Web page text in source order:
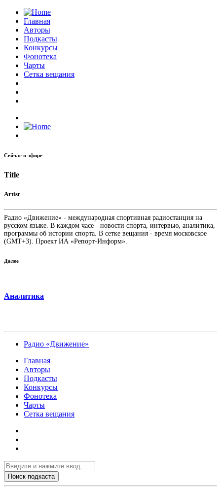
Главная
Авторы
Подкасты
Конкурсы
Фонотека
Чарты
Сетка вещания
Сейчас в эфире
Title
Artist
Радио «Движение» - международная спортивная радиостанция на
русском языке. В каждом часе - новости спорта, интервью, аналитика,
программы об истории спорта. В сетке вещания - время московское
(GMT+3). Проект ИА «Репорт-Информ».
Далее
Аналитика
Радио «Движение»
Главная
Авторы
Подкасты
Конкурсы
Фонотека
Чарты
Сетка вещания